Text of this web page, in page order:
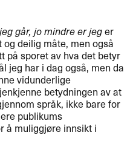
går, jo mindre er jeger
deilig måte, men også
på sporet av hva det betyr
jeg har i dag også, men da
vidunderlige
betydningen av at
språk, ikke bare for
publikums
å muliggjøre innsikt i